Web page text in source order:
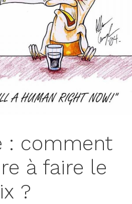
: comment
à faire le
?